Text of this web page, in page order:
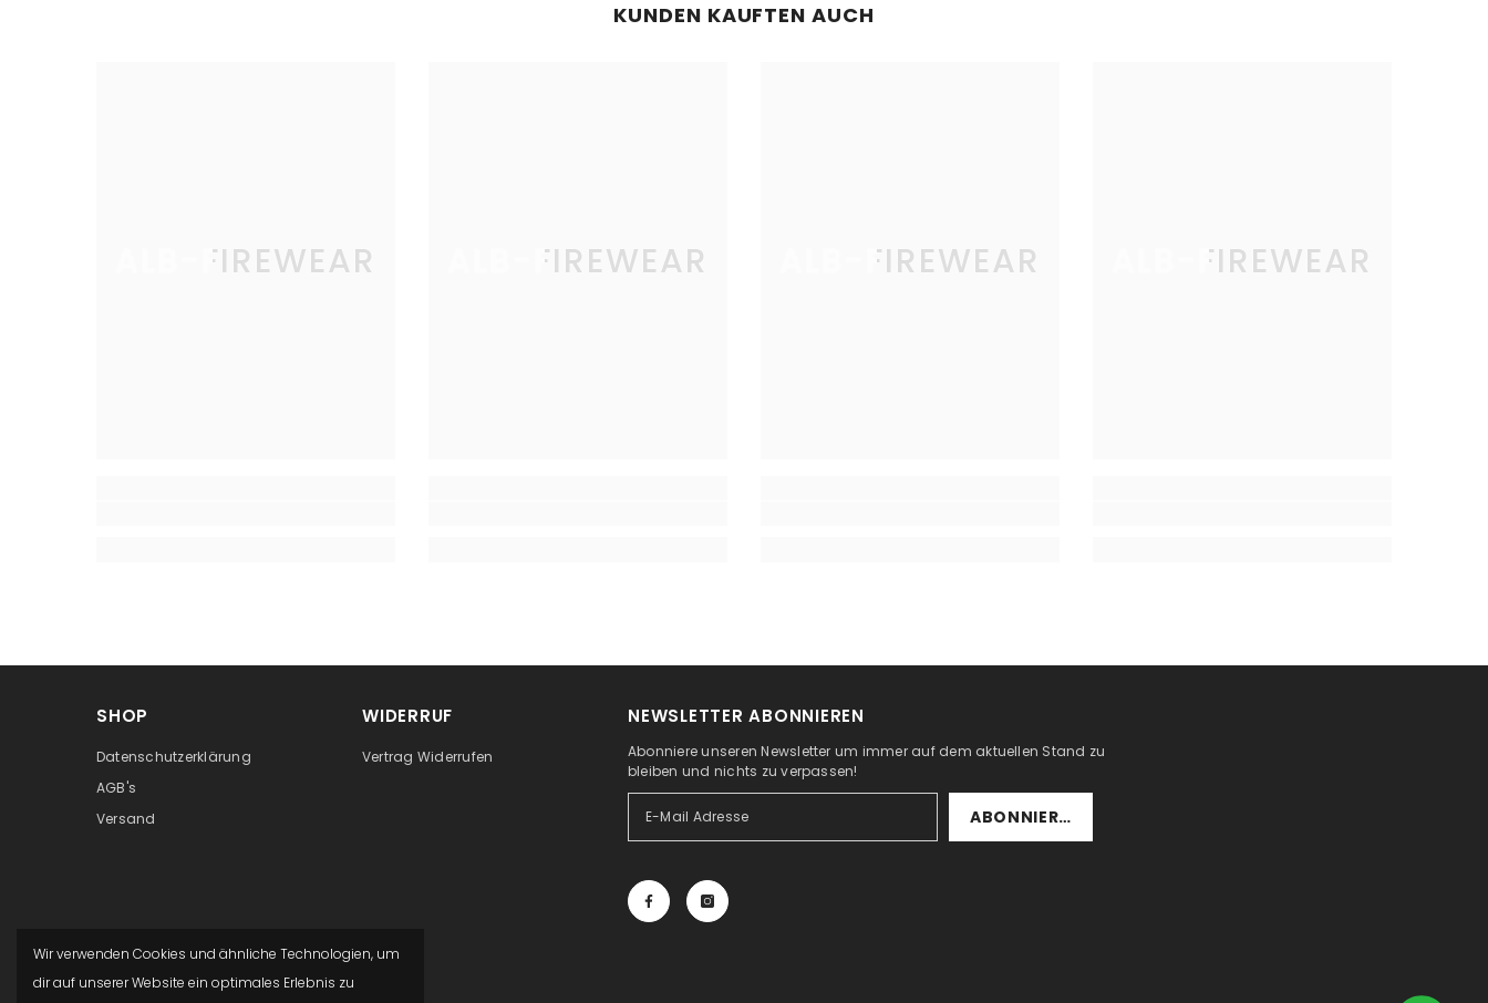
KUNDEN KAUFTEN AUCH
ALB-FIREWEAR ALB-FIREWEAR ALB-FIREWEAR ALB-FIREWEAR
SHOP
Datenschutzerklärung
AGB's
Versand
WIDERRUF
Vertrag Widerrufen
NEWSLETTER ABONNIEREN
Abonniere unseren Newsletter um immer auf dem aktuellen Stand zu
bleiben und nichts zu verpassen!
ABONNIEREN
Wir verwenden Cookies und ähnliche Technologien, um
dir auf unserer Website ein optimales Erlebnis zu